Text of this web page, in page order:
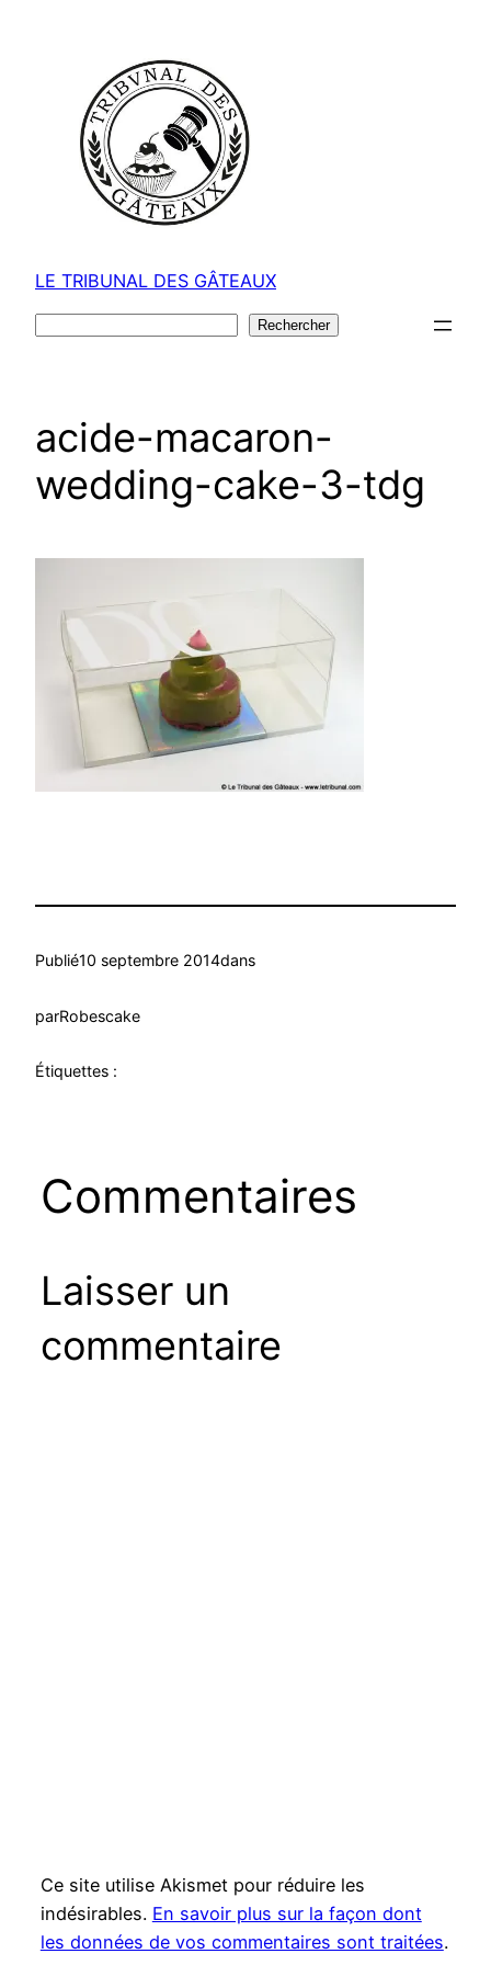
LE TRIBUNAL DES GÂTEAUX
Rechercher
acide-macaron-
wedding-cake-3-tdg
Publié10 septembre 2014dans
parRobescake
Étiquettes :
Commentaires
Laisser un
commentaire
Ce site utilise Akismet pour réduire les
indésirables. En savoir plus sur la façon dont
les données de vos commentaires sont traitées.